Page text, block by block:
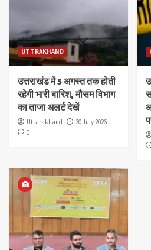
UTTRAKHAND
उत्तराखंड में 5 अगस्त तक होती
रहेगी भारी बारिश, मौसम विभाग
का ताजा अलर्ट देखें
Uttarakhand
30 July 2026
0